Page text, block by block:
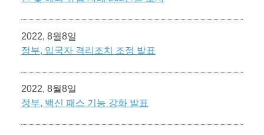
2022, 8월8일
정부, 입국자 격리조치 조정 발표
2022, 8월8일
정부, 백신 패스 기능 강화 발표